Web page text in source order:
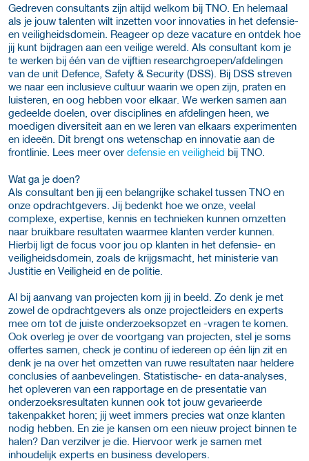
Gedreven consultants zijn altijd welkom bij TNO. En helemaal
als je jouw talenten wilt inzetten voor innovaties in het defensie-
en veiligheidsdomein. Reageer op deze vacature en ontdek hoe
jij kunt bijdragen aan een veilige wereld. Als consultant kom je
te werken bij één van de vijftien researchgroepen/afdelingen
van de unit Defence, Safety & Security (DSS). Bij DSS streven
we naar een inclusieve cultuur waarin we open zijn, praten en
luisteren, en oog hebben voor elkaar. We werken samen aan
gedeelde doelen, over disciplines en afdelingen heen, we
moedigen diversiteit aan en we leren van elkaars experimenten
en ideeën. Dit brengt ons wetenschap en innovatie aan de
frontlinie. Lees meer over defensie en veiligheid bij TNO.
Wat ga je doen?
Als consultant ben jij een belangrijke schakel tussen TNO en
onze opdrachtgevers. Jij bedenkt hoe we onze, veelal
complexe, expertise, kennis en technieken kunnen omzetten
naar bruikbare resultaten waarmee klanten verder kunnen.
Hierbij ligt de focus voor jou op klanten in het defensie- en
veiligheidsdomein, zoals de krijgsmacht, het ministerie van
Justitie en Veiligheid en de politie.
Al bij aanvang van projecten kom jij in beeld. Zo denk je met
zowel de opdrachtgevers als onze projectleiders en experts
mee om tot de juiste onderzoeksopzet en -vragen te komen.
Ook overleg je over de voortgang van projecten, stel je soms
offertes samen, check je continu of iedereen op één lijn zit en
denk je na over het omzetten van ruwe resultaten naar heldere
conclusies of aanbevelingen. Statistische- en data-analyses,
het opleveren van een rapportage en de presentatie van
onderzoeksresultaten kunnen ook tot jouw gevarieerde
takenpakket horen; jij weet immers precies wat onze klanten
nodig hebben. En zie je kansen om een nieuw project binnen te
halen? Dan verzilver je die. Hiervoor werk je samen met
inhoudelijk experts en business developers.